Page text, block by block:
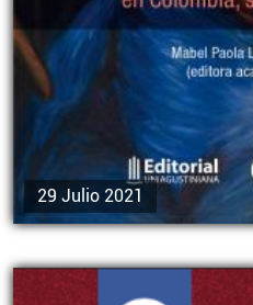
29 Julio 2021